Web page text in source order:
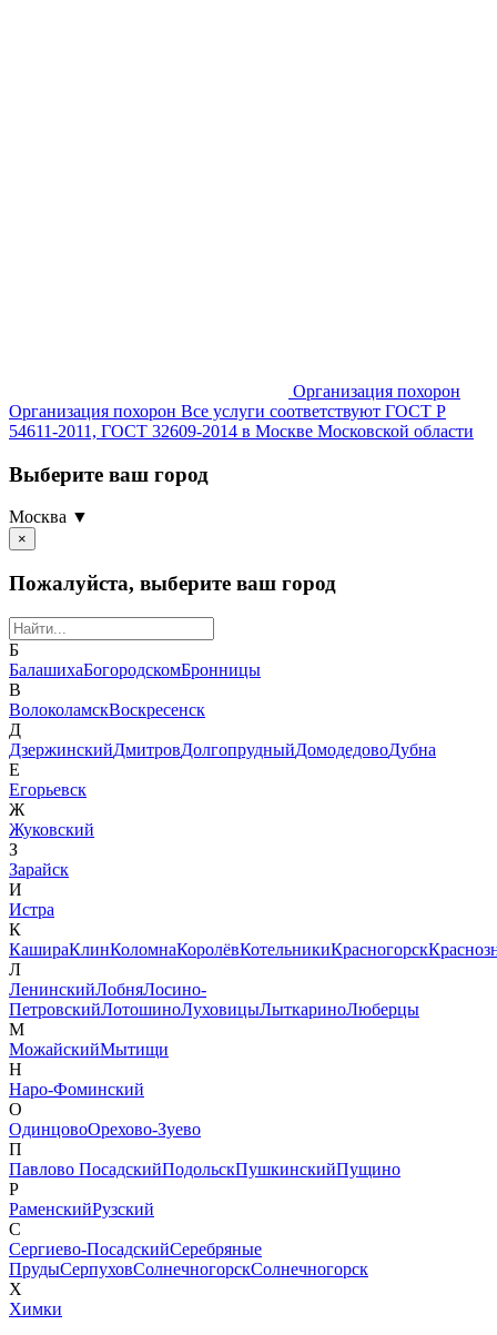
Организация похорон
Организация похорон Все услуги соответствуют ГОСТ Р
54611-2011, ГОСТ 32609-2014 в Москве Московской области
Выберите ваш город
Москва ▼
×
Пожалуйста, выберите ваш город
Б
БалашихаБогородскомБронницы
В
ВолоколамскВоскресенск
Д
ДзержинскийДмитровДолгопрудныйДомодедовоДубна
Е
Егорьевск
Ж
Жуковский
З
Зарайск
И
Истра
К
КашираКлинКоломнаКоролёвКотельникиКрасногорск
Л
ЛенинскийЛобняЛосино-
ПетровскийЛотошиноЛуховицыЛыткариноЛюберцы
М
МожайскийМытищи
Н
Наро-Фоминский
О
ОдинцовоОрехово-Зуево
П
Павлово ПосадскийПодольскПушкинскийПущино
Р
РаменскийРузский
С
Сергиево-ПосадскийСеребряные
ПрудыСерпуховСолнечногорскСолнечногорск
Х
Химки